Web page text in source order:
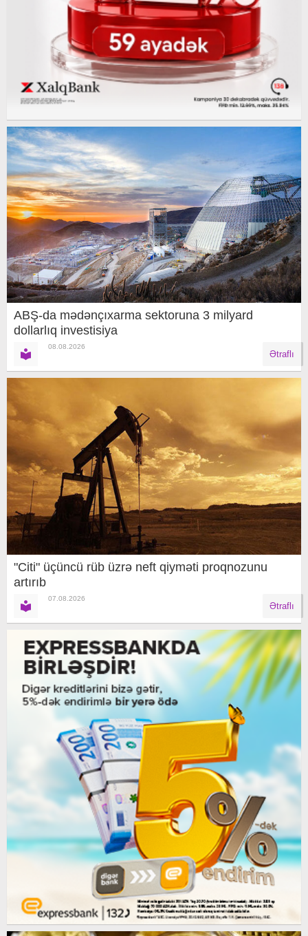
ABŞ-da mədənçıxarma sektoruna 3 milyard
dollarlıq investisiya
08.08.2026
Ətraflı
"Citi" üçüncü rüb üzrə neft qiyməti proqnozunu
artırıb
07.08.2026
Ətraflı